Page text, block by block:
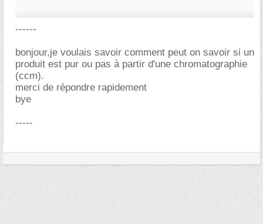
------
bonjour,je voulais savoir comment peut on savoir si un
produit est pur ou pas à partir d'une chromatographie
(ccm).
merci de répondre rapidement
bye
-----